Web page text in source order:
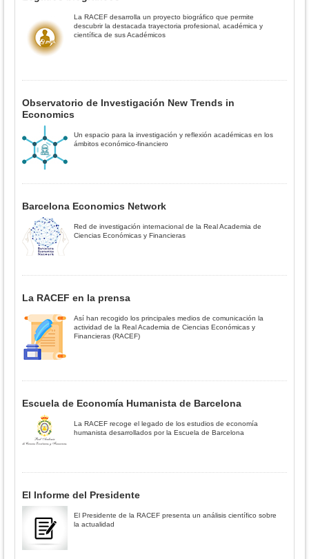
La RACEF desarrolla un proyecto biográfico que permite
descubrir la destacada trayectoria profesional, académica y
científica de sus Académicos
Observatorio de Investigación New Trends in
Economics
Un espacio para la investigación y reflexión académicas en los
ámbitos económico-financiero
Barcelona Economics Network
Red de investigación internacional de la Real Academia de
Ciencias Económicas y Financieras
La RACEF en la prensa
Así han recogido los principales medios de comunicación la
actividad de la Real Academia de Ciencias Económicas y
Financieras (RACEF)
Escuela de Economía Humanista de Barcelona
La RACEF recoge el legado de los estudios de economía
humanista desarrollados por la Escuela de Barcelona
El Informe del Presidente
El Presidente de la RACEF presenta un análisis científico sobre
la actualidad